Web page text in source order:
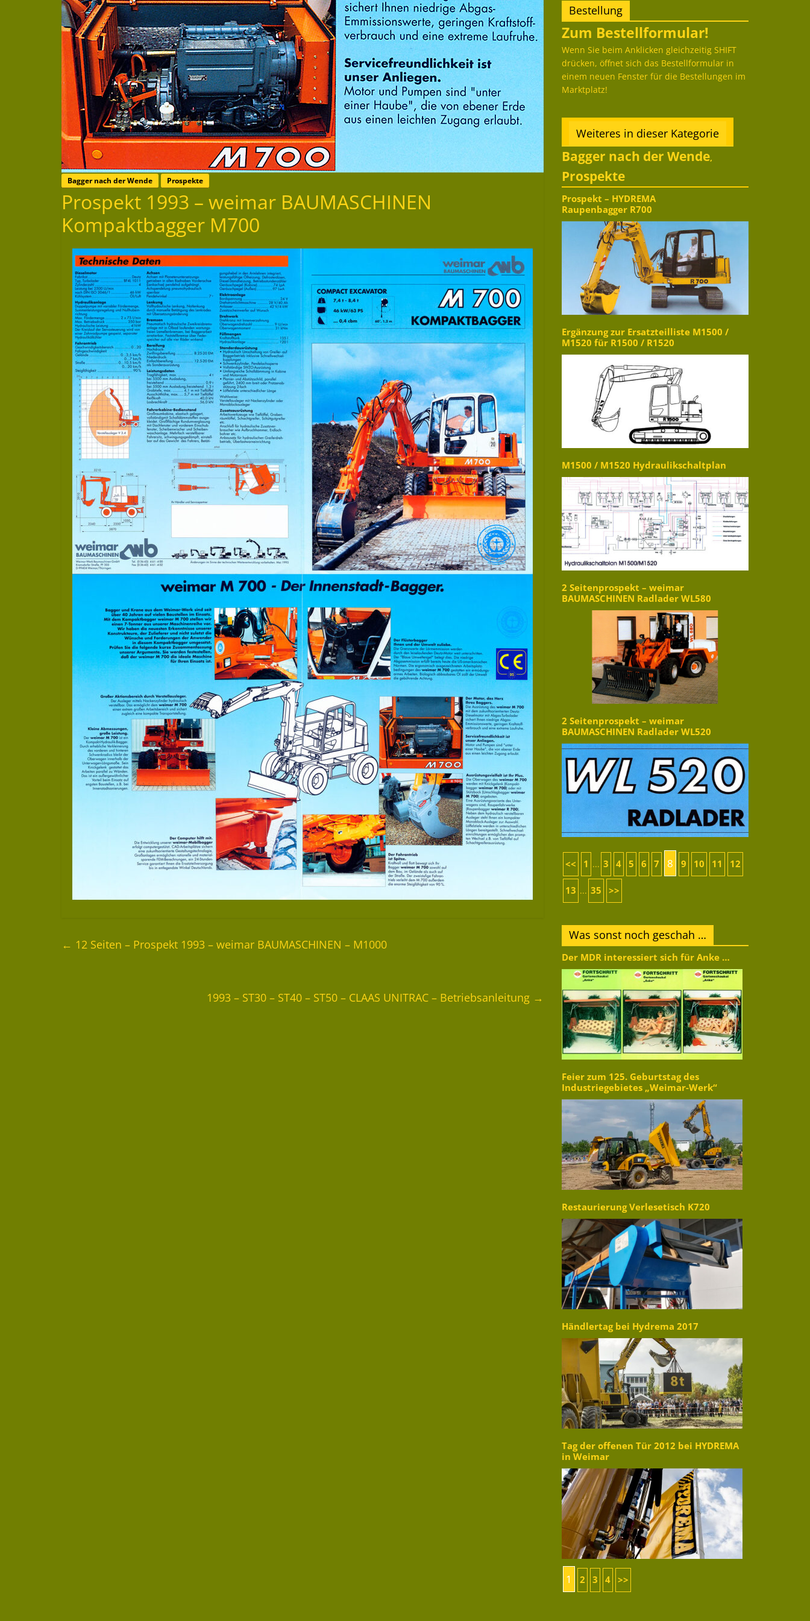
Bagger nach der Wende Prospekte
Prospekt 1993 – weimar BAUMASCHINEN
Kompaktbagger M700
← 12 Seiten – Prospekt 1993 – weimar BAUMASCHINEN – M1000
1993 – ST30 – ST40 – ST50 – CLAAS UNITRAC – Betriebsanleitung →
Bestellung
Zum Bestellformular!
Wenn Sie beim Anklicken gleichzeitig SHIFT
drücken, öffnet sich das Bestellformular in
einem neuen Fenster für die Bestellungen im
Marktplatz!
Weiteres in dieser Kategorie
Bagger nach der Wende,
Prospekte
Prospekt – HYDREMA
Raupenbagger R700
Ergänzung zur Ersatzteilliste M1500 /
M1520 für R1500 / R1520
M1500 / M1520 Hydraulikschaltplan
2 Seitenprospekt – weimar
BAUMASCHINEN Radlader WL580
2 Seitenprospekt – weimar
BAUMASCHINEN Radlader WL520
<< 1 ... 3 4 5 6 7 8 9 10 11 12
13 ... 35 >>
Was sonst noch geschah …
Der MDR interessiert sich für Anke …
Feier zum 125. Geburtstag des
Industriegebietes „Weimar-Werk“
Restaurierung Verlesetisch K720
Händlertag bei Hydrema 2017
Tag der offenen Tür 2012 bei HYDREMA
in Weimar
1 2 3 4 >>